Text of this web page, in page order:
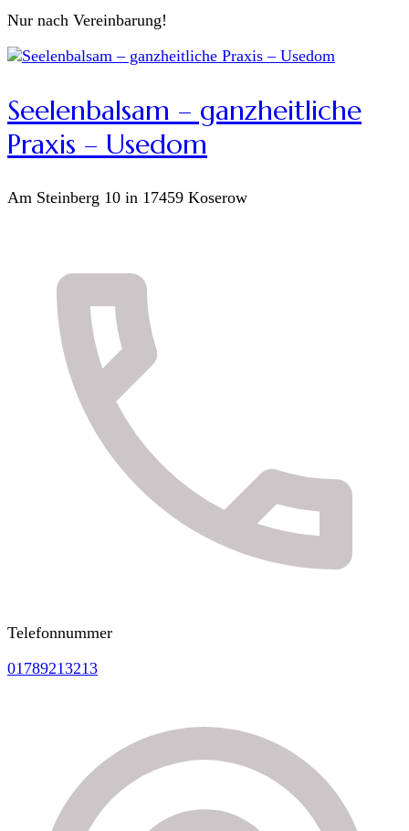
Nur nach Vereinbarung!
Seelenbalsam – ganzheitliche
Praxis – Usedom
Am Steinberg 10 in 17459 Koserow
Telefonnummer
01789213213